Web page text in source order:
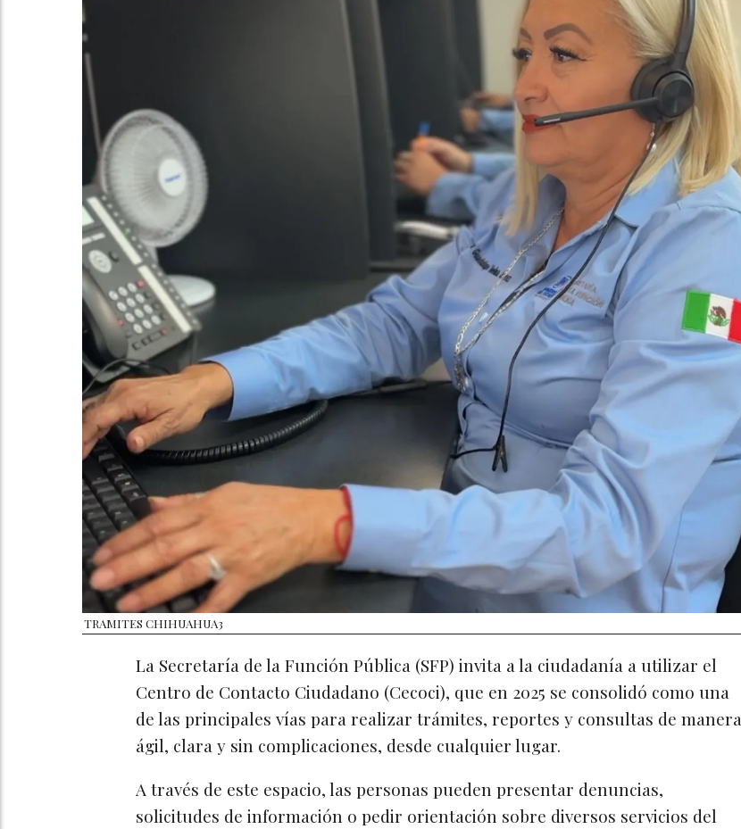
TRAMITES CHIHUAHUA3
La Secretaría de la Función Pública (SFP) invita a la ciudadanía a utilizar el
Centro de Contacto Ciudadano (Cecoci), que en 2025 se consolidó como una
de las principales vías para realizar trámites, reportes y consultas de manera
ágil, clara y sin complicaciones, desde cualquier lugar.
A través de este espacio, las personas pueden presentar denuncias,
solicitudes de información o pedir orientación sobre diversos servicios del